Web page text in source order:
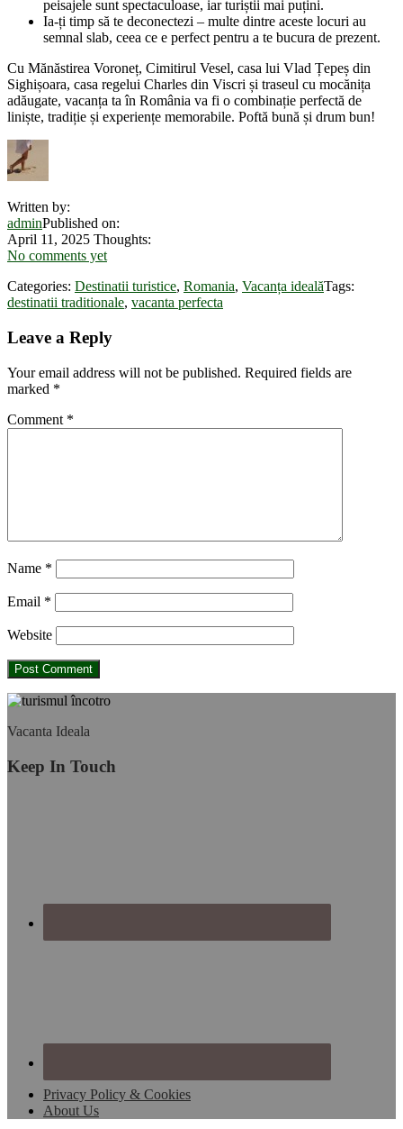
peisajele sunt spectaculoase, iar turiștii mai puțini.
Ia-ți timp să te deconectezi – multe dintre aceste locuri au
semnal slab, ceea ce e perfect pentru a te bucura de prezent.
Cu Mănăstirea Voroneț, Cimitirul Vesel, casa lui Vlad Țepeș din
Sighișoara, casa regelui Charles din Viscri și traseul cu mocănița
adăugate, vacanța ta în România va fi o combinație perfectă de
liniște, tradiție și experiențe memorabile. Poftă bună și drum bun!
Written by:
adminPublished on:
April 11, 2025 Thoughts:
No comments yet
Categories: Destinatii turistice, Romania, Vacanța idealăTags:
destinatii traditionale, vacanta perfecta
Reader
Leave a Reply
Your email address will not be published. Required fields are
marked *
Comment *
Name *
Email *
Website
Vacanta Ideala
Keep In Touch
Privacy Policy & Cookies
About Us